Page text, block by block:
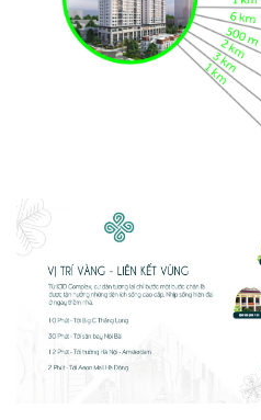
TIỆN ÍCH CAO